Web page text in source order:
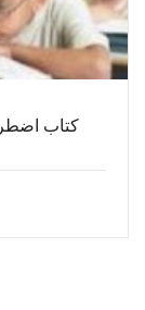
كتاب